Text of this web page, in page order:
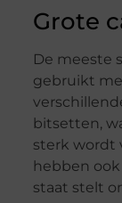
Grote
De meeste
gebruikt
bitsetten,
sterk wordt
hebben
staat stelt